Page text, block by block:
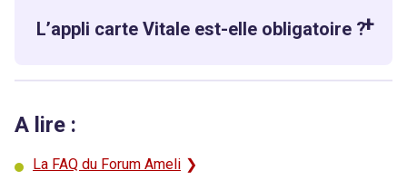
L’appli carte Vitale est-elle obligatoire ?
A lire :
La FAQ du Forum Ameli